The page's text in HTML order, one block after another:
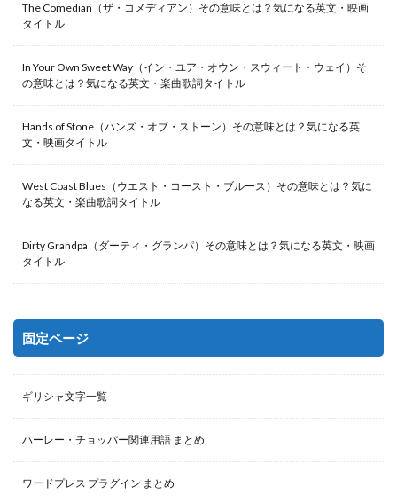
The Comedian（ザ・コメディアン）その意味とは？気になる英文・映画
タイトル
In Your Own Sweet Way（イン・ユア・オウン・スウィート・ウェイ）そ
の意味とは？気になる英文・楽曲歌詞タイトル
Hands of Stone（ハンズ・オブ・ストーン）その意味とは？気になる英
文・映画タイトル
West Coast Blues（ウエスト・コースト・ブルース）その意味とは？気に
なる英文・楽曲歌詞タイトル
Dirty Grandpa（ダーティ・グランパ）その意味とは？気になる英文・映画
タイトル
固定ページ
ギリシャ文字一覧
ハーレー・チョッパー関連用語 まとめ
ワードプレス プラグイン まとめ